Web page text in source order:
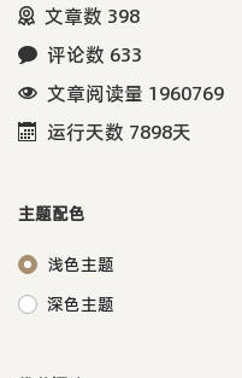
文章数 398
评论数 633
文章阅读量 1960769
运行天数 7898天
主题配色
浅色主题
深色主题